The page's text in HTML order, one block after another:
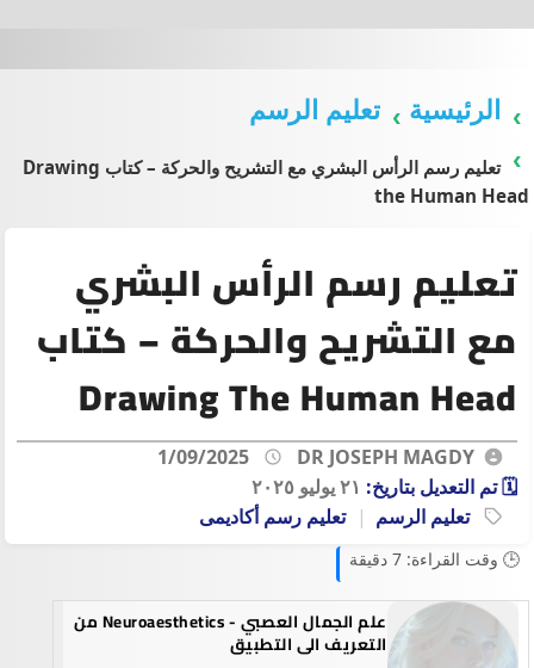
الرئيسية تعليم الرسم
تعليم رسم الرأس البشري مع التشريح والحركة – كتاب Drawing
the Human Head
تعليم رسم الرأس البشري
مع التشريح والحركة – كتاب
Drawing The Human Head
DR JOSEPH MAGDY
1/09/2025
🗓️ تم التعديل بتاريخ: ٢١ يوليو ٢٠٢٥
تعليم الرسم
تعليم رسم أكاديمى
🕒 وقت القراءة: 7 دقيقة
علم الجمال العصبي - Neuroaesthetics من
التعريف الى التطبيق